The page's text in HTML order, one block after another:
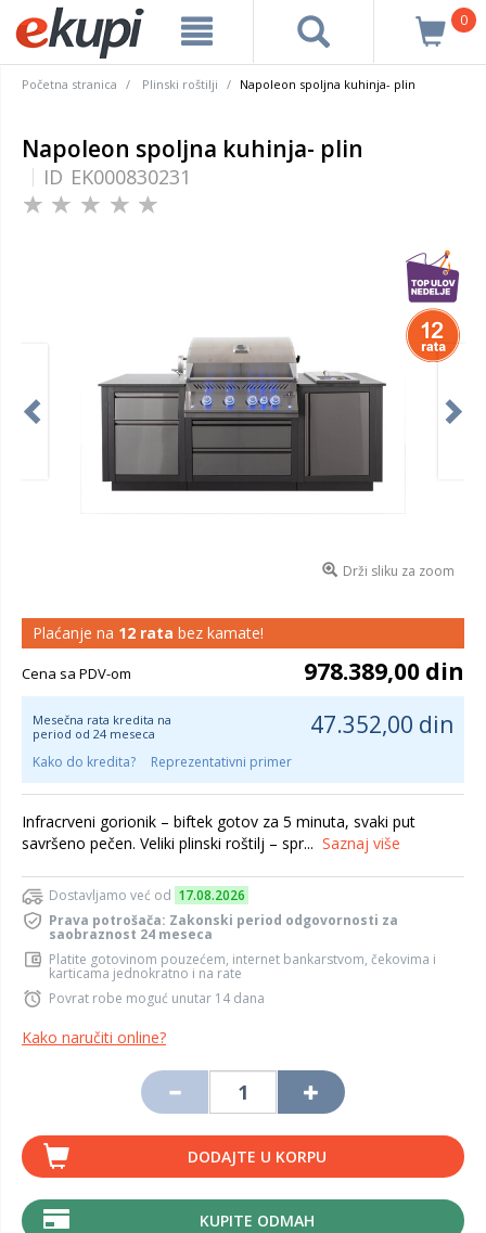
0
Početna stranica Plinski roštilji Napoleon spoljna kuhinja- plin
Napoleon spoljna kuhinja- plin
ID EK000830231
Drži sliku za zoom
Plaćanje na 12 rata bez kamate!
Cena sa PDV-om 978.389,00 din
Mesečna rata kredita na
period od 24 meseca
47.352,00 din
Kako do kredita? Reprezentativni primer
Infracrveni gorionik – biftek gotov za 5 minuta, svaki put
savršeno pečen. Veliki plinski roštilj – spr... Saznaj više
Dostavljamo već od 17.08.2026
Prava potrošača: Zakonski period odgovornosti za
saobraznost 24 meseca
Platite gotovinom pouzećem, internet bankarstvom, čekovima i
karticama jednokratno i na rate
Povrat robe moguć unutar 14 dana
Kako naručiti online?
DODAJTE U KORPU
KUPITE ODMAH